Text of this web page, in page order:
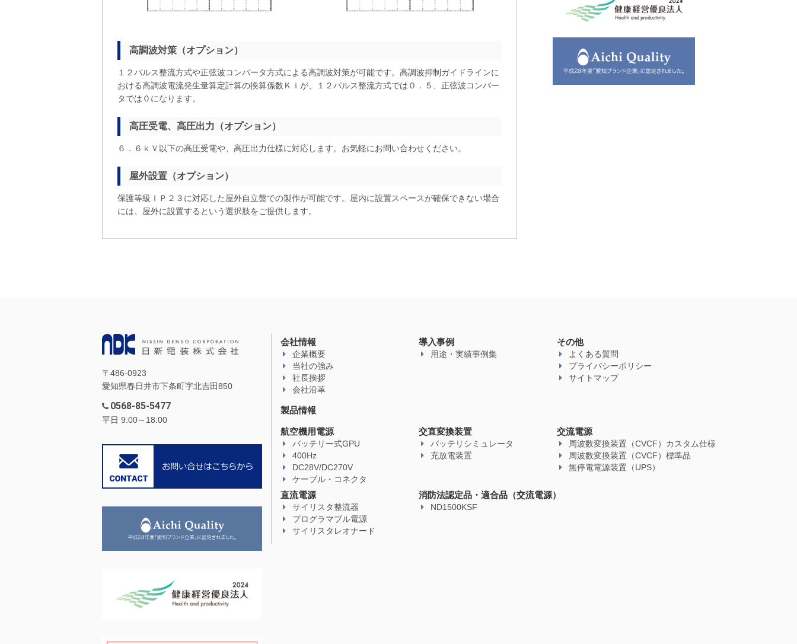
高調波対策（オプション）
１２パルス整流方式や正弦波コンバータ方式による高調波対策が可能です。高調波抑制ガイドラインに
おける高調波電流発生量算定計算の換算係数Ｋｉが、１２パルス整流方式では０．５、正弦波コンバー
タでは０になります。
高圧受電、高圧出力（オプション）
６．６ｋＶ以下の高圧受電や、高圧出力仕様に対応します。お気軽にお問い合わせください。
屋外設置（オプション）
保護等級ＩＰ２３に対応した屋外自立盤での製作が可能です。屋内に設置スペースが確保できない場合
には、屋外に設置するという選択肢をご提供します。
会社情報
企業概要
当社の強み
社長挨拶
会社沿革
導入事例
用途・実績事例集
その他
よくある質問
プライバシーポリシー
サイトマップ
製品情報
航空機用電源
バッテリー式GPU
400Hz
DC28V/DC270V
ケーブル・コネクタ
交直変換装置
バッテリシミュレータ
充放電装置
交流電源
周波数変換装置（CVCF）カスタム仕様
周波数変換装置（CVCF）標準品
無停電電源装置（UPS）
直流電源
サイリスタ整流器
プログラマブル電源
サイリスタレオナード
消防法認定品・適合品（交流電源）
ND1500KSF
〒486-0923
愛知県春日井市下条町字北吉田850
0568-85-5477
平日 9:00～18:00